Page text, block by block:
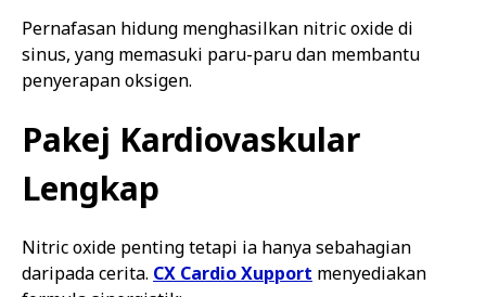
Pernafasan hidung menghasilkan nitric oxide di
sinus, yang memasuki paru-paru dan membantu
penyerapan oksigen.
Pakej Kardiovaskular
Lengkap
Nitric oxide penting tetapi ia hanya sebahagian
daripada cerita. CX Cardio Xupport menyediakan